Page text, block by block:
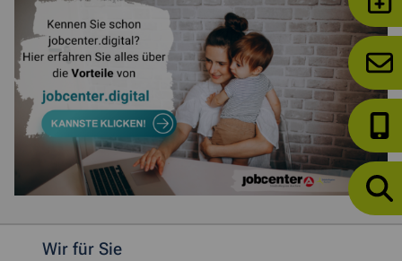
Weitere allgemeine Informationen
Wir für Sie